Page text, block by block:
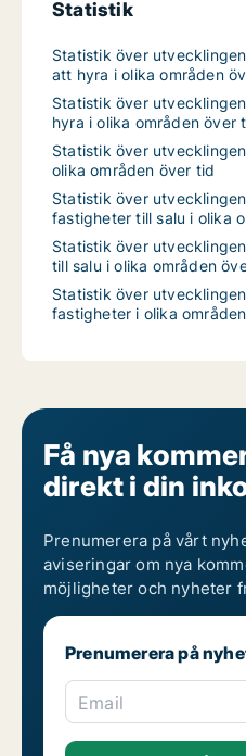
Statistik
Statistik över
att hyra i olika områden
Statistik över
hyra i olika områden över
Statistik över
olika områden över tid
Statistik över
fastigheter till salu i olika
Statistik över
till salu i olika områden
Statistik över
fastigheter i olika
Få nya
direkt i din
Prenumerera på vårt
aviseringar om nya
möjligheter och nyheter
Prenumerera på
Email